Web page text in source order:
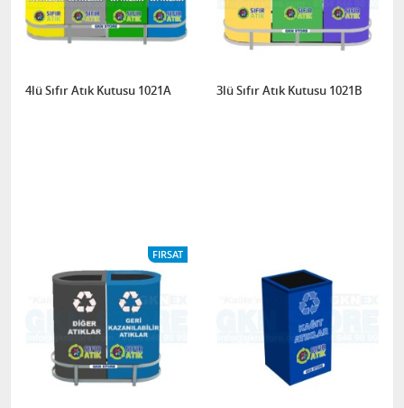
4lü Sıfır Atık Kutusu 1021A 3lü Sıfır Atık Kutusu 1021B
FIRSAT